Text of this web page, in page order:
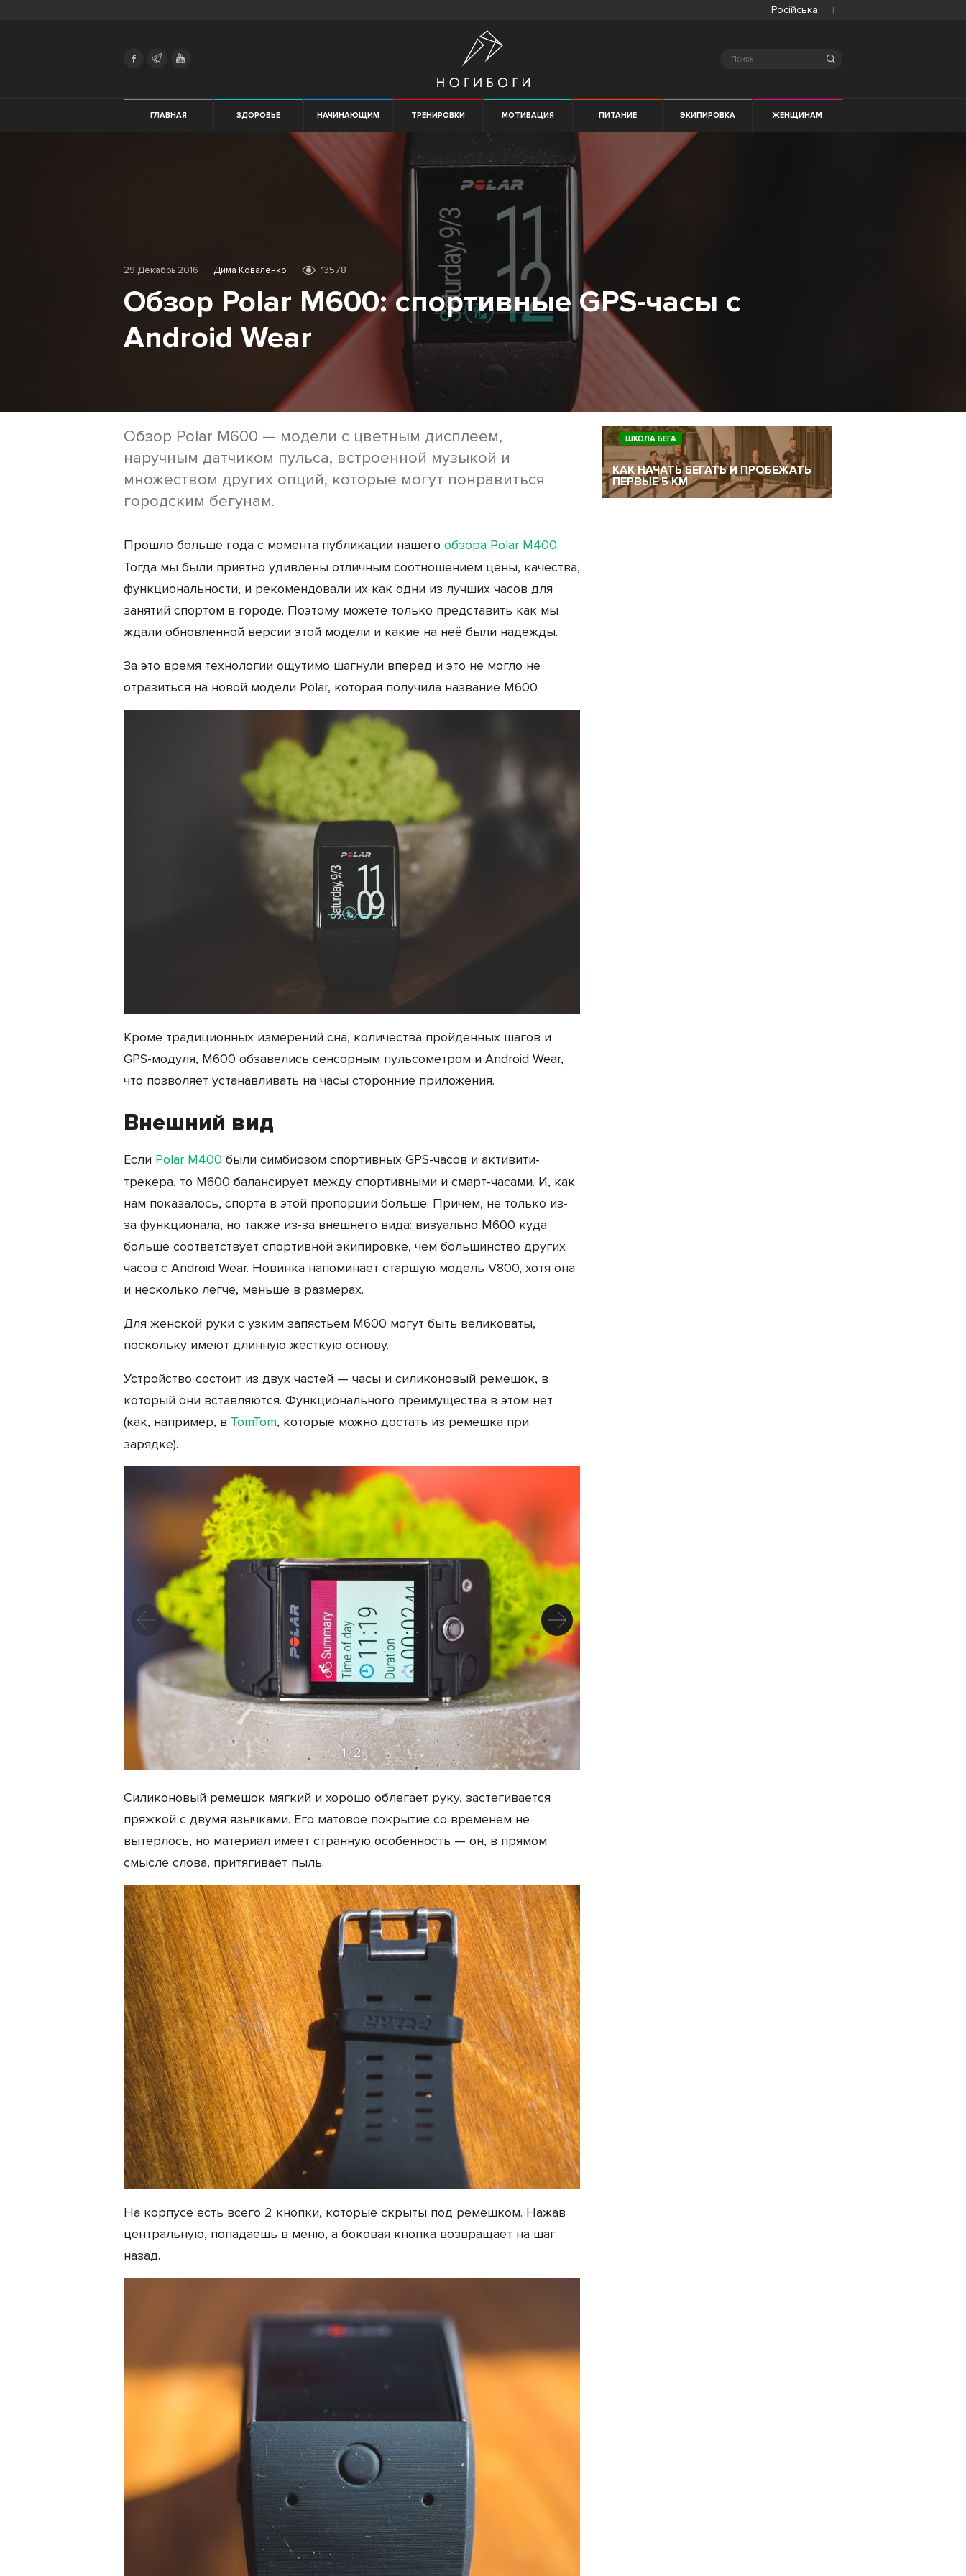
Російська
Search
ГЛАВНАЯ ЗДОРОВЬЕ НАЧИНАЮЩИМ ТРЕНИРОВКИ МОТИВАЦИЯ ПИТАНИЕ ЭКИПИРОВКА ЖЕНЩИНАМ
29 Декабрь 2016 Дима Коваленко 13578
Обзор Polar M600: спортивные GPS-часы с
Android Wear
Обзор Polar M600 — модели с цветным дисплеем,
наручным датчиком пульса, встроенной музыкой и
множеством других опций, которые могут понравиться
городским бегунам.
Прошло больше года с момента публикации нашего обзора Polar М400.
Тогда мы были приятно удивлены отличным соотношением цены, качества,
функциональности, и рекомендовали их как одни из лучших часов для
занятий спортом в городе. Поэтому можете только представить как мы
ждали обновленной версии этой модели и какие на неё были надежды.
За это время технологии ощутимо шагнули вперед и это не могло не
отразиться на новой модели Polar, которая получила название M600.
Кроме традиционных измерений сна, количества пройденных шагов и
GPS-модуля, М600 обзавелись сенсорным пульсометром и Android Wear,
что позволяет устанавливать на часы сторонние приложения.
Внешний вид
Если Polar М400 были симбиозом спортивных GPS-часов и активити-
трекера, то М600 балансирует между спортивными и смарт-часами. И, как
нам показалось, спорта в этой пропорции больше. Причем, не только из-
за функционала, но также из-за внешнего вида: визуально М600 куда
больше соответствует спортивной экипировке, чем большинство других
часов с Android Wear. Новинка напоминает старшую модель V800, хотя она
и несколько легче, меньше в размерах.
Для женской руки с узким запястьем M600 могут быть великоваты,
поскольку имеют длинную жесткую основу.
Устройство состоит из двух частей — часы и силиконовый ремешок, в
который они вставляются. Функционального преимущества в этом нет
(как, например, в TomTom, которые можно достать из ремешка при
зарядке).
1 / 2
Силиконовый ремешок мягкий и хорошо облегает руку, застегивается
пряжкой с двумя язычками. Его матовое покрытие со временем не
вытерлось, но материал имеет странную особенность — он, в прямом
смысле слова, притягивает пыль.
На корпусе есть всего 2 кнопки, которые скрыты под ремешком. Нажав
центральную, попадаешь в меню, а боковая кнопка возвращает на шаг
назад.
ШКОЛА БЕГА
КАК НАЧАТЬ БЕГАТЬ И ПРОБЕЖАТЬ
ПЕРВЫЕ 5 КМ